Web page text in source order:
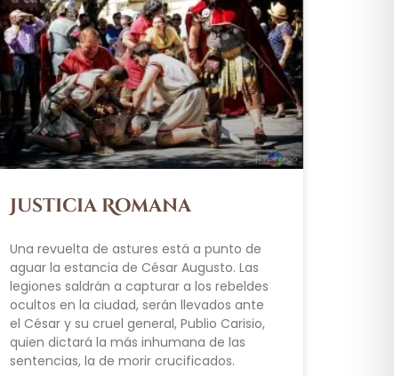
Justicia Romana
Una revuelta de astures está a punto de
aguar la estancia de César Augusto. Las
legiones saldrán a capturar a los rebeldes
ocultos en la ciudad, serán llevados ante
el César y su cruel general, Publio Carisio,
quien dictará la más inhumana de las
sentencias, la de morir crucificados.